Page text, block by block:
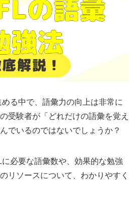
る中で、語彙力の向上は非常に
受験者が「どれだけの語彙を覚え
でいるのではないでしょうか？
必要な語彙数や、効果的な勉強
リソースについて、わかりやすく